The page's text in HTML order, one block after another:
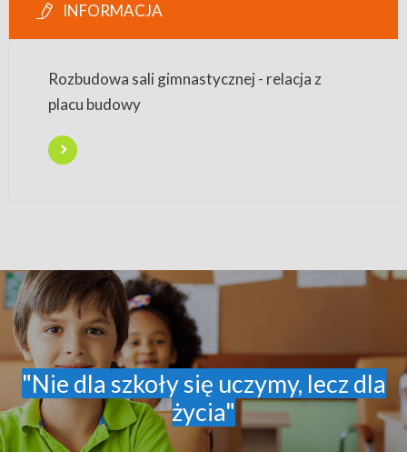
INFORMACJA
Rozbudowa sali gimnastycznej - relacja z
placu budowy
"Nie dla szkoły się uczymy, lecz dla
życia"